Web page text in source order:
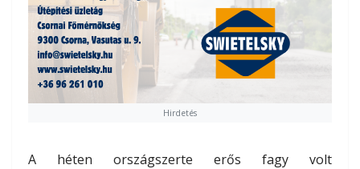
Hirdetés
A héten országszerte erős fagy volt